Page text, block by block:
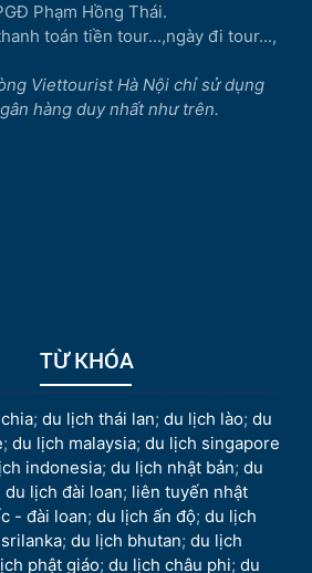
Phạm Hồng Thái.
toán tiền tour...,ngày đi tour...,
Viettourist Hà Nội chỉ sử dụng
hàng duy nhất như trên.
TỪ KHÓA
; du lịch thái lan; du lịch lào; du
; du lịch malaysia; du lịch singapore
indonesia; du lịch nhật bản; du
du lịch đài loan; liên tuyến nhật
- đài loan; du lịch ấn độ; du lịch
; du lịch bhutan; du lịch
phật giáo; du lịch châu phi; du